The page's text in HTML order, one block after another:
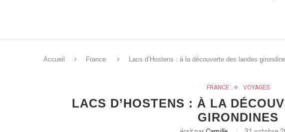
Accueil France Lacs d’Hostens : à la découverte des landes
FRANCE VOYAGES
LACS D’HOSTENS : À LA
GIRONDINES